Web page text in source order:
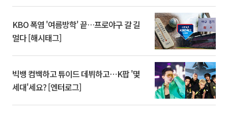
KBO 폭염 '여름방학' 끝…프로야구 갈 길
멀다 [해시태그]
빅뱅 컴백하고 튜이드 데뷔하고⋯K팝 '몇
세대'세요? [엔터로그]